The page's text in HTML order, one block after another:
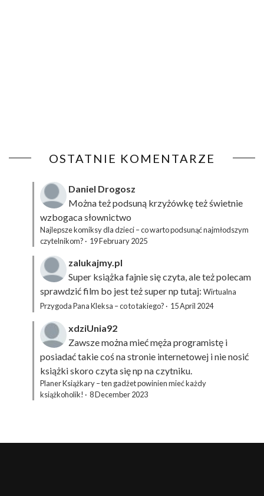
OSTATNIE KOMENTARZE
Daniel Drogosz
Można też podsuną krzyżówkęteż świetnie
wzbogaca słownictwo
Najlepsze komiksy dla dzieci – co warto podsunąć najmłodszym
czytelnikom? · 19 February 2025
zalukajmy.pl
Super książka fajnie się czyta, ale też polecam
sprawdzić film bo jest też super np tutaj: Wirtualna
Przygoda Pana Kleksa – co to takiego? · 15 April 2024
xdziUnia92
Zawsze można mieć męża programistę i
posiadać takie coś na stronie internetowej i nie nosić
książki skoro czyta się np na czytniku.
Planer Książkary – ten gadżet powinien mieć każdy
książkoholik! · 8 December 2023